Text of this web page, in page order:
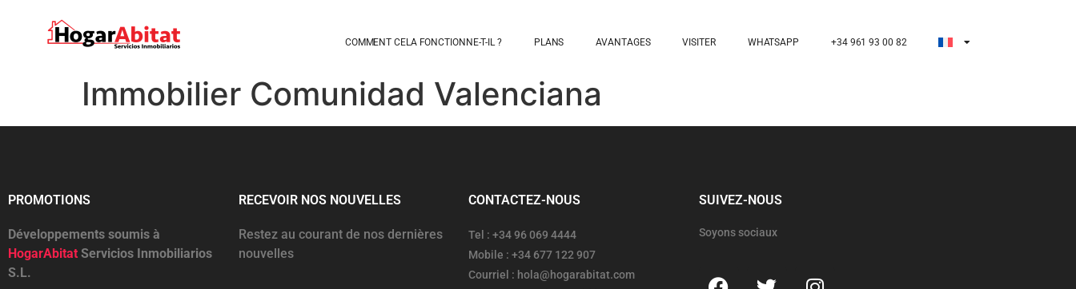
COMMENT CELA FONCTIONNE-T-IL ? PLANS AVANTAGES VISITER WHATSAPP +34 961 93 00 82
Immobilier Comunidad Valenciana
PROMOTIONS
Développements soumis à
HogarAbitat Servicios Inmobiliarios
S.L.
RECEVOIR NOS NOUVELLES
Restez au courant de nos dernières
nouvelles
CONTACTEZ-NOUS
Tel : +34 96 069 4444
Mobile : +34 677 122 907
Courriel : hola@hogarabitat.com
SUIVEZ-NOUS
Soyons sociaux